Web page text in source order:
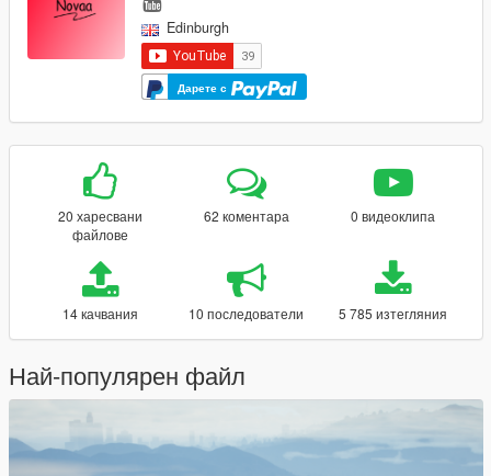
Edinburgh
Дарете с
20 харесвани
файлове
62 коментара 0 видеоклипа
14 качвания 10 последователи 5 785 изтегляния
Най-популярен файл